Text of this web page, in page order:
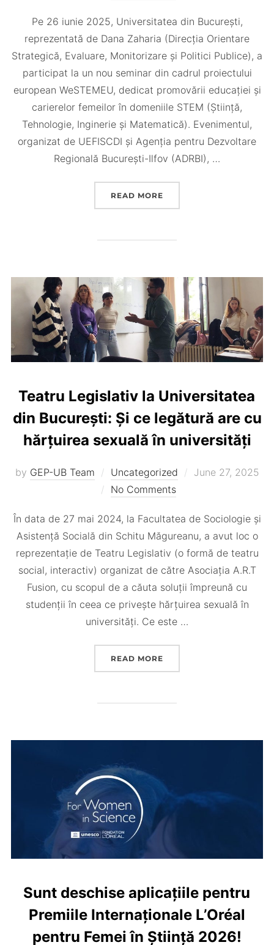
Pe 26 iunie 2025, Universitatea din București,
reprezentată de Dana Zaharia (Direcția Orientare
Strategică, Evaluare, Monitorizare și Politici Publice), a
participat la un nou seminar din cadrul proiectului
european WeSTEMEU, dedicat promovării educației și
carierelor femeilor în domeniile STEM (Știință,
Tehnologie, Inginerie și Matematică). Evenimentul,
organizat de UEFISCDI și Agenția pentru Dezvoltare
Regională București-Ilfov (ADRBI), …
READ MORE
Teatru Legislativ la Universitatea
din București: Și ce legătură are cu
hărțuirea sexuală în universități
by GEP-UB Team Uncategorized
Posted
June 27, 2025
No Comments
În data de 27 mai 2024, la Facultatea de Sociologie și
Asistență Socială din Schitu Măgureanu, a avut loc o
reprezentație de Teatru Legislativ (o formă de teatru
social, interactiv) organizat de către Asociația A.R.T
Fusion, cu scopul de a căuta soluții împreună cu
studenții în ceea ce privește hărțuirea sexuală în
universități. Ce este …
READ MORE
Sunt deschise aplicațiile pentru
Premiile Internaționale L’Oréal
pentru Femei în Știință 2026!